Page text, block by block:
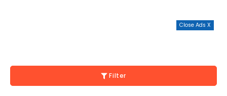
Close Ads X
Filter